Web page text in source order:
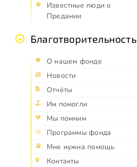
Известные люди о
Предании
Благотворительность
О нашем фонде
Новости
Отчёты
Им помогли
Мы помним
Программы фонда
Мне нужна помощь
Контакты